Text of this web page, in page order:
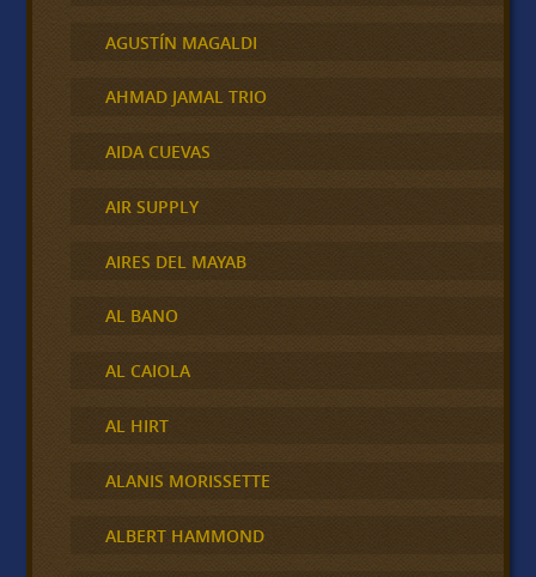
AGUSTÍN MAGALDI
AHMAD JAMAL TRIO
AIDA CUEVAS
AIR SUPPLY
AIRES DEL MAYAB
AL BANO
AL CAIOLA
AL HIRT
ALANIS MORISSETTE
ALBERT HAMMOND